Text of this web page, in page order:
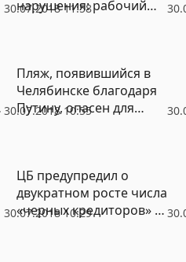
30.07.2018 11:58
нарушения: рабочий
30.07.2018 10:55
Пляж, появившийся в
Челябинске благодаря
Путину, опасен для
30.07.2018 10:29
ЦБ предупредил о
двукратном росте числа
«черных кредиторов» в